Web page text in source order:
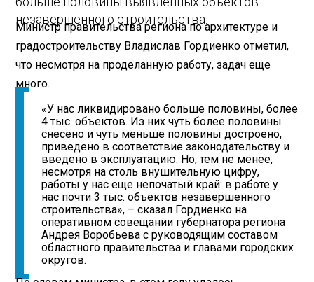
незавершенного строительства.
Министр правительства региона по архитектуре и
градостроительству Владислав Гордиенко отметил,
что несмотря на проделанную работу, задач еще
много.
«У нас ликвидировано больше половины, более
4 тыс. объектов. Из них чуть более половины
снесено и чуть меньше половины достроено,
приведено в соответствие законодательству и
введено в эксплуатацию. Но, тем не менее,
несмотря на столь внушительную цифру,
работы у нас еще непочатый край: в работе у
нас почти 3 тыс. объектов незавершенного
строительства», – сказал Гордиенко на
оперативном совещании губернатора региона
Андрея Воробьева с руководящим составом
областного правительства и главами городских
округов.